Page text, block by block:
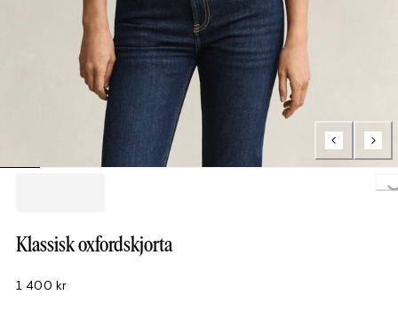
Loading...
Klassisk oxfordskjorta
1 400 kr